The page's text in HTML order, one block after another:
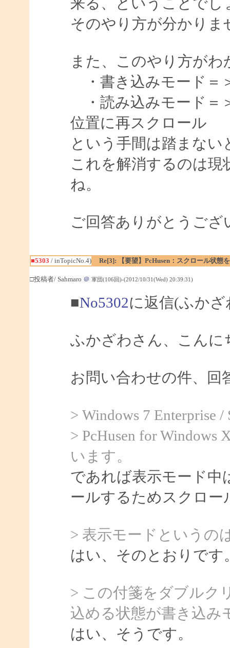
そのやり方が分かりま
また、このやり方が
・書き込みモード＝
・読み込みモード＝
位置に再スクロール
という手間は踏まな
これを解消するのは
ね。
ご回答ありがとうござ
■5303 / inTopicNo.4) Re[3]: 【要望】PcHusen：スクロール状態
□投稿者/ Sahmaro ＠ 軍団(106回)-(2012/10/31(Wed) 20:39:31)
■No5302に返信(ふか
ふかざわさん、こんに
お問い合わせの件、回
> Windows 7 Enterprise
> PcHusen for Windows
います。
であれば表示モード中
ールするためスクロー
> 表示モードというの
はい、そのとおりです
> この付箋をダブルク
込める状態が書き込み
はい、そうです。